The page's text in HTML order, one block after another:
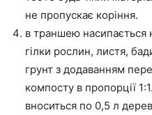
не пропускає коріння.
в траншею насипається
гілки рослин, листя,
грунт з додаванням
компосту в пропорції
вноситься по 0,5 л